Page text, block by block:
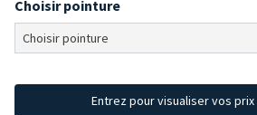
Choisir pointure
Entrez pour visualiser vos